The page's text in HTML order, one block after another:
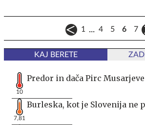
1 ... 4 5 6 7
KAJ BERETE
10
Predor in dača Pirc Musarjeve
7,81
Burleska, kot je Slovenija ne